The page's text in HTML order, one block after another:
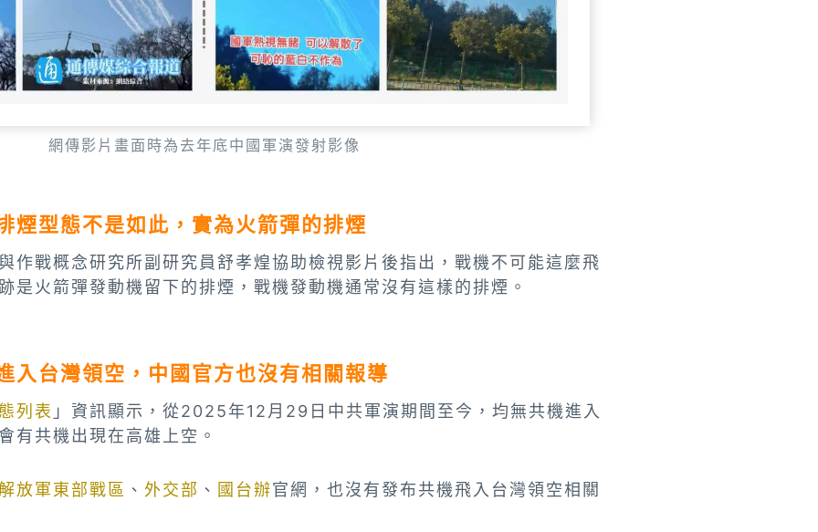
網傳影片畫面時為去年底中國軍演發射影像
煙型態不是如此，實為火箭彈的排煙
作戰概念研究所副研究員舒孝煌協助檢視影片後指出，戰機不可能這麼飛
是火箭彈發動機留下的排煙，戰機發動機通常沒有這樣的排煙。
入台灣領空，中國官方也沒有相關報導
列表 」資訊顯示，從2025年12月29日中共軍演期間至今，均無共機進入
有共機出現在高雄上空。
放軍東部戰區 、 外交部 、 國台辦官網，也沒有發布共機飛入台灣領空相關